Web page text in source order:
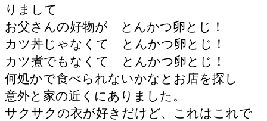
りまして
お父さんの好物が とんかつ卵とじ！
カツ丼じゃなくて とんかつ卵とじ！
カツ煮でもなくて とんかつ卵とじ！
何処かで食べられないかなとお店を探し
意外と家の近くにありました。
サクサクの衣が好きだけど、これはこれで